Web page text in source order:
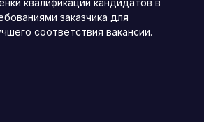
заказчика для
соответствия вакансии.